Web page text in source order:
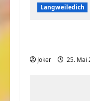
Langweiledich
Joker 25. Mai